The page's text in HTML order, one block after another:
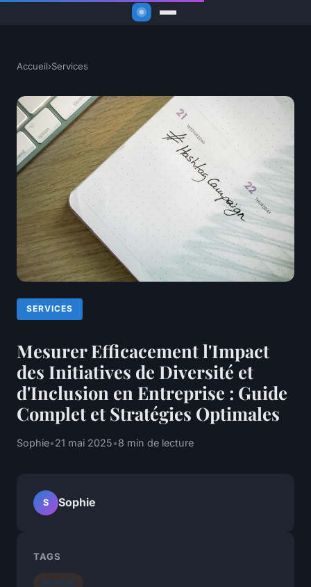
Accueil›Services
SERVICES
Mesurer Efficacement l'Impact
des Initiatives de Diversité et
d'Inclusion en Entreprise : Guide
Complet et Stratégies Optimales
Sophie•21 mai 2025•8 min de lecture
S Sophie
TAGS
Services